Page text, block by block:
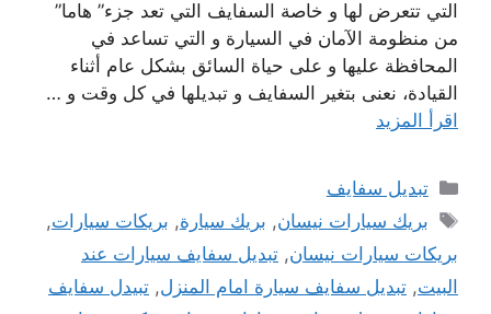
التي تتعرض لها و خاصة السفايف التي تعد جزء” هاما”
من منظومة الآمان في السيارة و التي تساعد في
المحافظة عليها و على حياة السائق بشكل عام أثناء
القيادة، نعنى بتغير السفايف و تبديلها في كل وقت و …
اقرأ المزيد
التصنيفات
تبديل سفايف
الوسوم
بريك سيارات نيسان, بريك سيارة, بريكات سيارات,
بريكات سيارات نيسان, تبديل سفايف سيارات عند
البيت, تبديل سفايف سيارة امام المنزل, تبيدل سفايف